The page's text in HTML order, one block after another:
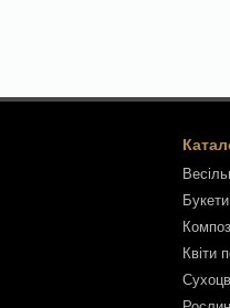
Букети
Квіти